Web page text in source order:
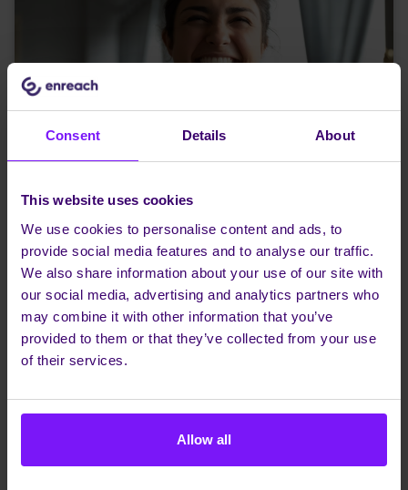
Consent Details About
This website uses cookies
We use cookies to personalise content and ads, to
provide social media features and to analyse our traffic.
We also share information about your use of our site with
our social media, advertising and analytics partners who
may combine it with other information that you’ve
provided to them or that they’ve collected from your use
of their services.
Allow all
Voicemail maakt een comeback door AI
Technologie evolueert zich in een raptempo en daar kan